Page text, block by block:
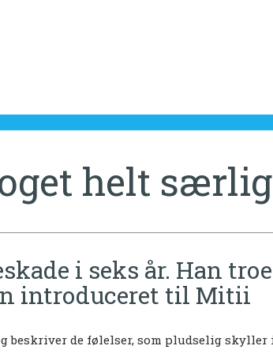
helt
i seks år. Han
introduceret til Mitii
beskriver de følelser, som pludselig